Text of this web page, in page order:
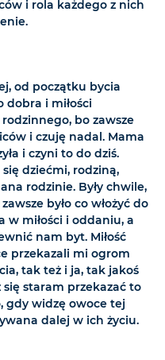
i rola każdego z nich
od początku bycia
dobra i miłości
bo zawsze
i czuję nadal. Mama
i czyni to do dziś.
dziećmi, rodziną,
rodzinie. Były chwile,
było co włożyć do
w miłości i oddaniu, a
nam byt. Miłość
przekazali mi ogrom
tak też i ja, tak jakoś
staram przekazać to
gdy widzę owoce tej
dalej w ich życiu.